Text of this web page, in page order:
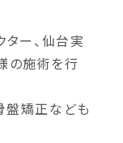
ー、仙台実
の施術を行
盤矯正なども